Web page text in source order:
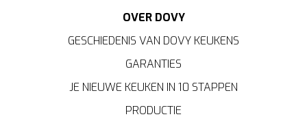
OVER DOVY
GESCHIEDENIS VAN DOVY KEUKENS
GARANTIES
JE NIEUWE KEUKEN IN 10 STAPPEN
PRODUCTIE